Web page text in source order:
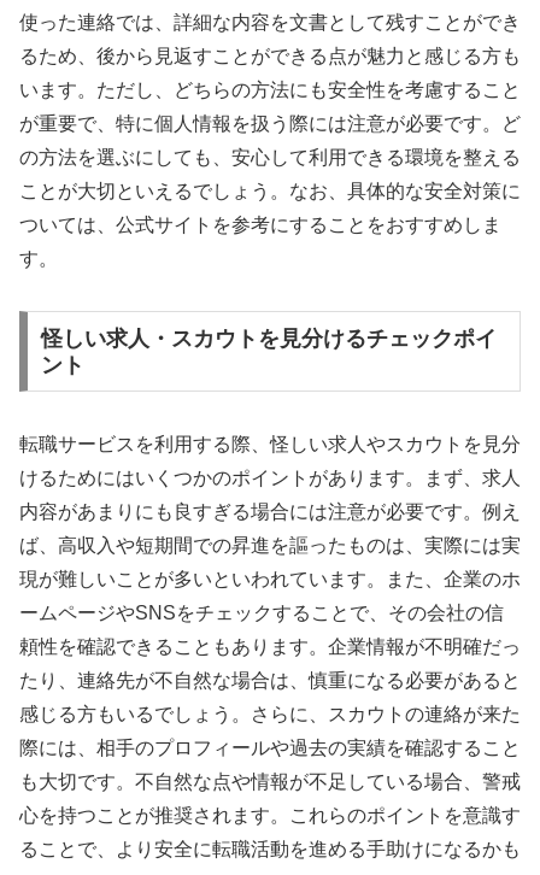
使った連絡では、詳細な内容を文書として残すことができ
るため、後から見返すことができる点が魅力と感じる方も
います。ただし、どちらの方法にも安全性を考慮すること
が重要で、特に個人情報を扱う際には注意が必要です。ど
の方法を選ぶにしても、安心して利用できる環境を整える
ことが大切といえるでしょう。なお、具体的な安全対策に
ついては、公式サイトを参考にすることをおすすめしま
す。
怪しい求人・スカウトを見分けるチェックポイ
ント
転職サービスを利用する際、怪しい求人やスカウトを見分
けるためにはいくつかのポイントがあります。まず、求人
内容があまりにも良すぎる場合には注意が必要です。例え
ば、高収入や短期間での昇進を謳ったものは、実際には実
現が難しいことが多いといわれています。また、企業のホ
ームページやSNSをチェックすることで、その会社の信
頼性を確認できることもあります。企業情報が不明確だっ
たり、連絡先が不自然な場合は、慎重になる必要があると
感じる方もいるでしょう。さらに、スカウトの連絡が来た
際には、相手のプロフィールや過去の実績を確認すること
も大切です。不自然な点や情報が不足している場合、警戒
心を持つことが推奨されます。これらのポイントを意識す
ることで、より安全に転職活動を進める手助けになるかも